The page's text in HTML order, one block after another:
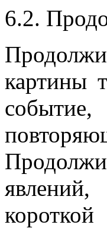
6.2.
картины